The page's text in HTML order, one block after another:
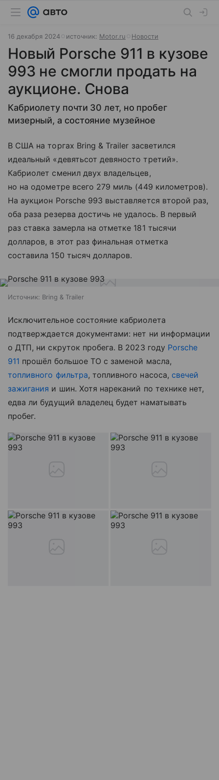
16 декабря 2024 источник: Motor.ru Новости
Новый Porsche 911 в кузове
993 не смогли продать на
аукционе. Снова
Кабриолету почти 30 лет, но пробег
мизерный, а состояние музейное
В США на торгах Bring & Trailer засветился
идеальный «девятьсот девяносто третий».
Кабриолет сменил двух владельцев,
но на одометре всего 279 миль (449 километров).
На аукцион Porsche 993 выставляется второй раз,
оба раза резерва достичь не удалось. В первый
раз ставка замерла на отметке 181 тысячи
долларов, в этот раз финальная отметка
составила 150 тысяч долларов.
Источник: Bring & Trailer
Исключительное состояние кабриолета
подтверждается документами: нет ни информации
о ДТП, ни скруток пробега. В 2023 году Porsche
911 прошёл большое ТО с заменой масла,
топливного фильтра, топливного насоса, свечей
зажигания и шин. Хотя нареканий по технике нет,
едва ли будущий владелец будет наматывать
пробег.